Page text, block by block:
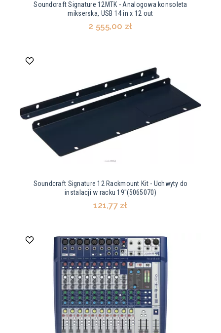
Soundcraft Signature 12MTK - Analogowa konsoleta
mikserska, USB 14 in x 12 out
2 555,00 zł
Soundcraft Signature 12 Rackmount Kit - Uchwyty do
instalacji w racku 19"(5065070)
121,77 zł